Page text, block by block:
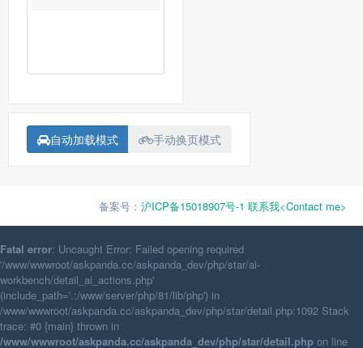
自动加载模式 手动换页模式
备案号： 沪ICP备15018907号-1 联系我<Contact me>
Fatal error: Uncaught Error: Failed opening required
'/www/wwwroot/askpanda.cc/askpanda_dev/php/star/ai-
workbench/detail_ai_actions.php'
(include_path='.:/www/server/php/81/lib/php') in
/www/wwwroot/askpanda.cc/askpanda_dev/php/star/detail.php:1092 Stack
trace: #0 {main} thrown in
/www/wwwroot/askpanda.cc/askpanda_dev/php/star/detail.php on line